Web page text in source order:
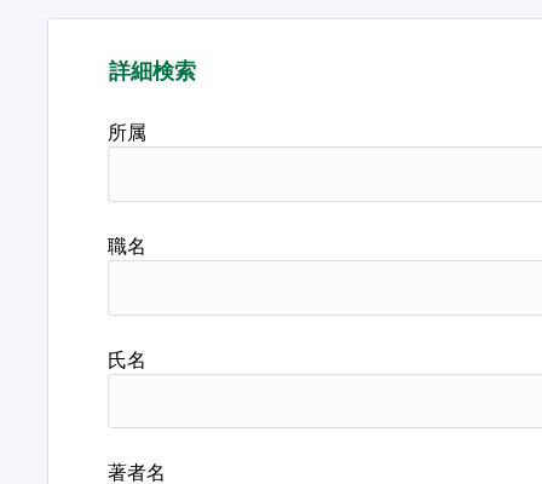
詳細検索
所属
職名
氏名
著者名